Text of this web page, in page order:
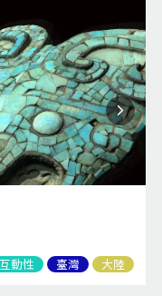
互動性 臺灣 大陸